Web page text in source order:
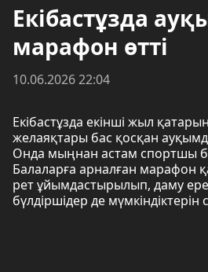
Екібастұзда
марафон өтті
10.06.2026 22:04
Екібастұзда екінші жыл
желаяқтары бас қосқан
Онда мыңнан астам спортшы
Балаларға арналған марафон
рет ұйымдастырылып, даму
бүлдіршідер де